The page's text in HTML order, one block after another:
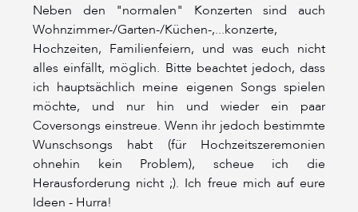
Neben den "normalen" Konzerten sind auch
Wohnzimmer-/Garten-/Küchen-,...konzerte,
Hochzeiten, Familienfeiern, und was euch nicht
alles einfällt, möglich. Bitte beachtet jedoch, dass
ich hauptsächlich meine eigenen Songs spielen
möchte, und nur hin und wieder ein paar
Coversongs einstreue. Wenn ihr jedoch bestimmte
Wunschsongs habt (für Hochzeitszeremonien
ohnehin kein Problem), scheue ich die
Herausforderung nicht ;). Ich freue mich auf eure
Ideen - Hurra!